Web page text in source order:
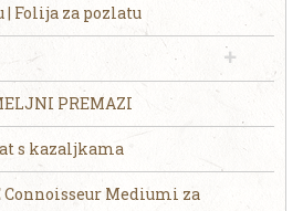
Folija za pozlatu
PREMAZI
s kazaljkama
Connoisseur Mediumi za